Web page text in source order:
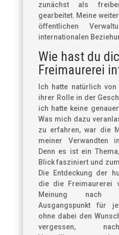
zunächst als
gearbeitet. Meine
öffentlichen
internationalen
Wie hast du
Freimaurerei
Ich hatte natürlich
ihrer Rolle in der
ich hatte keine
Was mich dazu
zu erfahren, war die
meiner Verwandten
Denn es ist ein
Blick fasziniert und
Die Entdeckung der
die die Freimaurerei
Meinung nach
Ausgangspunkt für
ohne dabei den
vergessen,